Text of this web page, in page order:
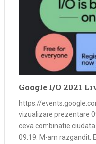
Google I/O 2021
https://
vizualizare prezentare
ceva combinatie ciudata
09.19: M-am razgandit.